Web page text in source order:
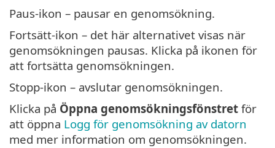
Paus-ikon – pausar en genomsökning.
Fortsätt-ikon – det här alternativet visas när
genomsökningen pausas. Klicka på ikonen för
att fortsätta genomsökningen.
Stopp-ikon – avslutar genomsökningen.
Klicka på Öppna genomsökningsfönstret för
att öppna Logg för genomsökning av datorn
med mer information om genomsökningen.